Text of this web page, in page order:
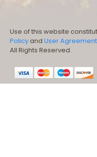
Use of this website
Policy and User Agreement
All Rights Reserved.